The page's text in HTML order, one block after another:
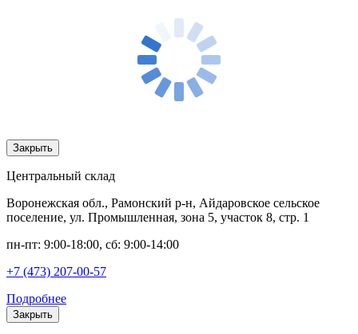
Закрыть
Центральный склад
Воронежская обл., Рамонский р-н, Айдаровское сельское
поселение, ул. Промышленная, зона 5, участок 8, стр. 1
пн-пт: 9:00-18:00, сб: 9:00-14:00
+7 (473) 207-00-57
Подробнее
Закрыть